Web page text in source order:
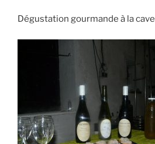
Dégustation gourmande à la cave